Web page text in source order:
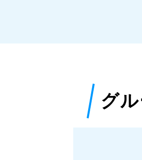
グ